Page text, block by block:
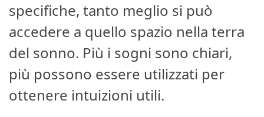
specifiche, tanto meglio si può
accedere a quello spazio nella terra
del sonno. Più i sogni sono chiari,
più possono essere utilizzati per
ottenere intuizioni utili.